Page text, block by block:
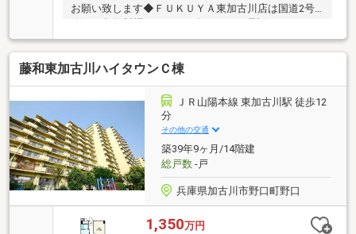
お願い致します◆ＦＵＫＵＹＡ東加古川店は国道2号
線沿い丸亀製麺さんナナメ向かい。お電話、メールご
来店随時受付中です。お気軽にご来店お待ちしており
ます。【令和6年3月リフォーム済】・キッチン・洗面
台・洗濯パン・水栓・トイレ・システムバス・給湯器
交換・フローリング貼替（ＬＤＫ・洋室2部屋）・壁
クロス貼替（ＬＤＫ・洋室2部屋・和室・洗面所・ト
イレ・玄関・廊下）・天井クロス貼替（ＬＤＫ・洋室
2部屋・洗面所・トイレ・玄関・廊下）・CF貼替（洗
面所・トイレ・玄関）
藤和東加古川ハイタウンＣ棟
ＪＲ山陽本線 東加古川駅 徒歩12
分
その他の交通
築39年9ヶ月/14階建
総戸数-戸
兵庫県加古川市野口町野口
1,350万円